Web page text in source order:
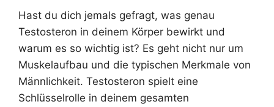
Hast du dich jemals gefragt, was genau
Testosteron in deinem Körper bewirkt und
warum es so wichtig ist? Es geht nicht nur um
Muskelaufbau und die typischen Merkmale von
Männlichkeit. Testosteron spielt eine
Schlüsselrolle in deinem gesamten